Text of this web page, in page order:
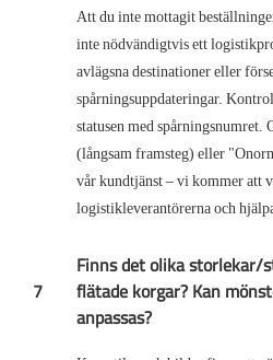
Att du inte mottagit
inte nödvändigtvis ett
avlägsna destinationer eller
spårningsuppdateringar.
statusen med spårningsnumret.
(långsam framsteg) eller
vår kundtjänst – vi kommer att
logistikleverantörerna och
7
Finns det olika storlekar/
flätade korgar? Kan
anpassas?